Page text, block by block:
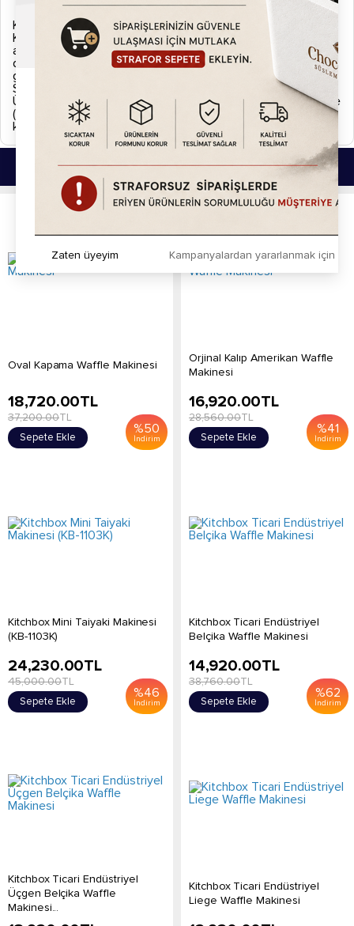
Türkiye ve yurtdışı geneli servis ağı ve satış sonrası destek.
Kargo ve İade
Kargonuzu teslim almadan önce lütfen eksik, hasarlı ya da
ayıplı olup olmadığını kontrol ediniz. Eğer kargonuzda normal
dışı bir durum gözlemlerseniz zabıt tutarak ürününüzü kargo
görevlisine iade ediniz.
Sipariş Kargoya Verilişi
Ürünler siparişi verdiğiniz tarihten itibaren aksi belirtilmedikçe
(Hızlı kargo vb. uyarı simgeleri.) 2 iş günü içerisinde
kargolanmaktadır.
Bu Ürünlerde İlginizi Çekebilir.
Oval Kapama Waffle Makinesi
%50
İndirim
18,720.00TL
37,200.00TL
Sepete Ekle
Orjinal Kalıp Amerikan Waffle
Makinesi
%41
İndirim
16,920.00TL
28,560.00TL
Sepete Ekle
Kitchbox Mini Taiyaki Makinesi
(KB-1103K)
%46
İndirim
24,230.00TL
45,000.00TL
Sepete Ekle
Kitchbox Ticari Endüstriyel
Belçika Waffle Makinesi
%62
İndirim
14,920.00TL
38,760.00TL
Sepete Ekle
Kitchbox Ticari Endüstriyel
Üçgen Belçika Waffle
Makinesi...
Kitchbox Ticari Endüstriyel
Liege Waffle Makinesi
Kampanyalardan yararlanmak için
Zaten üyeyim